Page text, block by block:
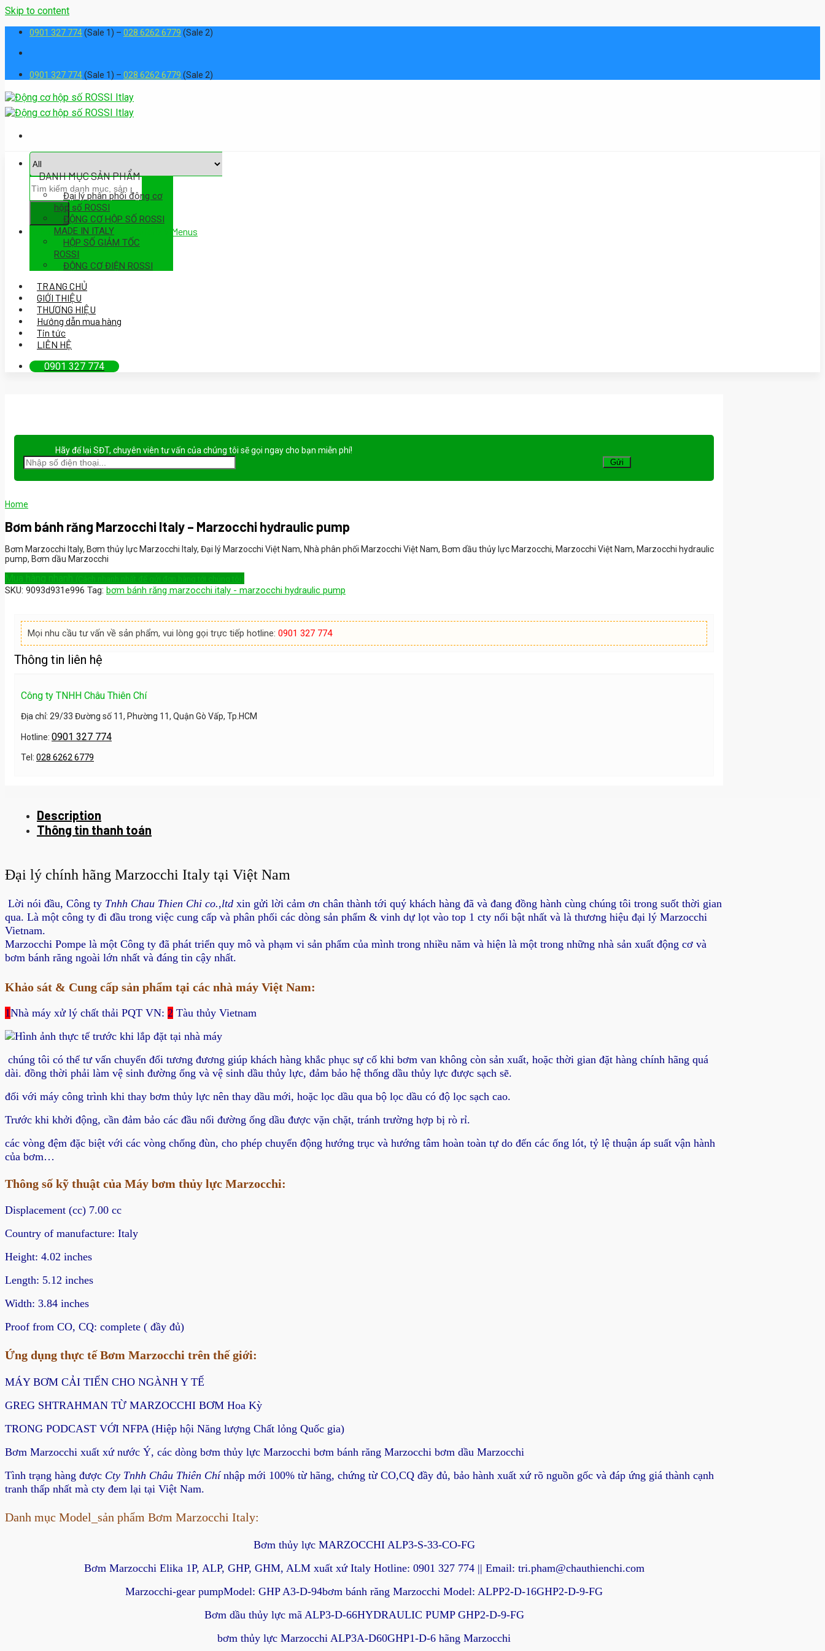
Skip to content
0901 327 774(Sale 1) – 028 6262 6779 (Sale 2)
0901 327 774(Sale 1) – 028 6262 6779 (Sale 2)
Assign a menu in Theme Options > Menus
DANH MỤC SẢN PHẨM
Đại lý phân phối động cơ
hộp số ROSSI
ĐỘNG CƠ HỘP SỐ ROSSI
MADE IN ITALY
HỘP SỐ GIẢM TỐC
ROSSI
ĐỘNG CƠ ĐIỆN ROSSI
TRANG CHỦ
GIỚI THIỆU
THƯƠNG HIỆU
Hướng dẫn mua hàng
Tin tức
LIÊN HỆ
0901 327 774
Hãy để lại SĐT, chuyên viên tư vấn của chúng tôi sẽ gọi ngay cho bạn miễn phí!
Home
Bơm bánh răng Marzocchi Italy – Marzocchi hydraulic pump
Bơm Marzocchi Italy, Bơm thủy lực Marzocchi Italy, Đại lý Marzocchi Việt Nam, Nhà phân phối Marzocchi Việt Nam, Bơm dầu thủy lực Marzocchi, Marzocchi Việt Nam, Marzocchi hydraulic
pump, Bơm dầu Marzocchi
Mua hàng nhanh (Cách nhanh nhất để gửi đơn hàng tới chúng tôi)
SKU: 9093d931e996 Tag: bơm bánh răng marzocchi italy - marzocchi hydraulic pump
Mọi nhu cầu tư vấn về sản phẩm, vui lòng gọi trực tiếp hotline: 0901 327 774
Thông tin liên hệ
Công ty TNHH Châu Thiên Chí
Địa chỉ: 29/33 Đường số 11, Phường 11, Quận Gò Vấp, Tp.HCM
Hotline: 0901 327 774
Tel: 028 6262 6779
Description
Thông tin thanh toán
Đại lý chính hãng Marzocchi Italy tại Việt Nam
Lời nói đầu, Công ty Tnhh Chau Thien Chi co.,ltd xin gửi lời cảm ơn chân thành tới quý khách hàng đã và đang đồng hành cùng chúng tôi trong suốt thời gian
qua. Là một công ty đi đầu trong việc cung cấp và phân phối các dòng sản phẩm & vinh dự lọt vào top 1 cty nổi bật nhất và là thương hiệu đại lý Marzocchi
Vietnam.
Marzocchi Pompe là một Công ty đã phát triển quy mô và phạm vi sản phẩm của mình trong nhiều năm và hiện là một trong những nhà sản xuất động cơ và
bơm bánh răng ngoài lớn nhất và đáng tin cậy nhất.
Khảo sát & Cung cấp sản phẩm tại các nhà máy Việt Nam:
1Nhà máy xử lý chất thải PQT VN: 2 Tàu thủy Vietnam
chúng tôi có thể tư vấn chuyển đổi tương đương giúp khách hàng khắc phục sự cố khi bơm van không còn sản xuất, hoặc thời gian đặt hàng chính hãng quá
dài. đồng thời phải làm vệ sinh đường ống và vệ sinh dầu thủy lực, đảm bảo hệ thống dầu thủy lực được sạch sẽ.
đối với máy công trình khi thay bơm thủy lực nên thay dầu mới, hoặc lọc dầu qua bộ lọc dầu có độ lọc sạch cao.
Trước khi khởi động, cần đảm bảo các đầu nối đường ống dầu được vặn chặt, tránh trường hợp bị rò rỉ.
các vòng đệm đặc biệt với các vòng chống đùn, cho phép chuyển động hướng trục và hướng tâm hoàn toàn tự do đến các ống lót, tỷ lệ thuận áp suất vận hành
của bơm…
Thông số kỹ thuật của Máy bơm thủy lực Marzocchi:
Displacement (cc) 7.00 cc
Country of manufacture: Italy
Height: 4.02 inches
Length: 5.12 inches
Width: 3.84 inches
Proof from CO, CQ: complete ( đầy đủ)
Ứng dụng thực tế Bơm Marzocchi trên thế giới:
MÁY BƠM CẢI TIẾN CHO NGÀNH Y TẾ
GREG SHTRAHMAN TỪ MARZOCCHI BƠM Hoa Kỳ
TRONG PODCAST VỚI NFPA (Hiệp hội Năng lượng Chất lỏng Quốc gia)
Bơm Marzocchi xuất xứ nước Ý, các dòng bơm thủy lực Marzocchi bơm bánh răng Marzocchi bơm dầu Marzocchi
Tình trạng hàng được Cty Tnhh Châu Thiên Chínhập mới 100% từ hãng, chứng từ CO,CQ đầy đủ, bảo hành xuất xứ rõ nguồn gốc và đáp ứng giá thành cạnh
tranh thấp nhất mà cty đem lại tại Việt Nam.
Danh mục Model_sản phẩm Bơm Marzocchi Italy:
Bơm thủy lực MARZOCCHI ALP3-S-33-CO-FG
Bơm Marzocchi Elika 1P, ALP, GHP, GHM, ALM xuất xứ Italy Hotline: 0901 327 774 || Email: tri.pham@chauthienchi.com
Marzocchi-gear pumpModel: GHP A3-D-94bơm bánh răng Marzocchi Model: ALPP2-D-16GHP2-D-9-FG
Bơm dầu thủy lực mã ALP3-D-66HYDRAULIC PUMP GHP2-D-9-FG
bơm thủy lực Marzocchi ALP3A-D60GHP1-D-6 hãng Marzocchi